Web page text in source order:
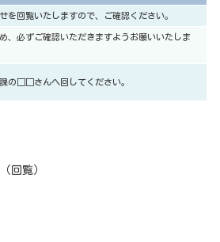
を回覧いたしますので、ご確認ください。
、必ずご確認いただきますようお願いいたしま
の□□さんへ回してください。
回覧）